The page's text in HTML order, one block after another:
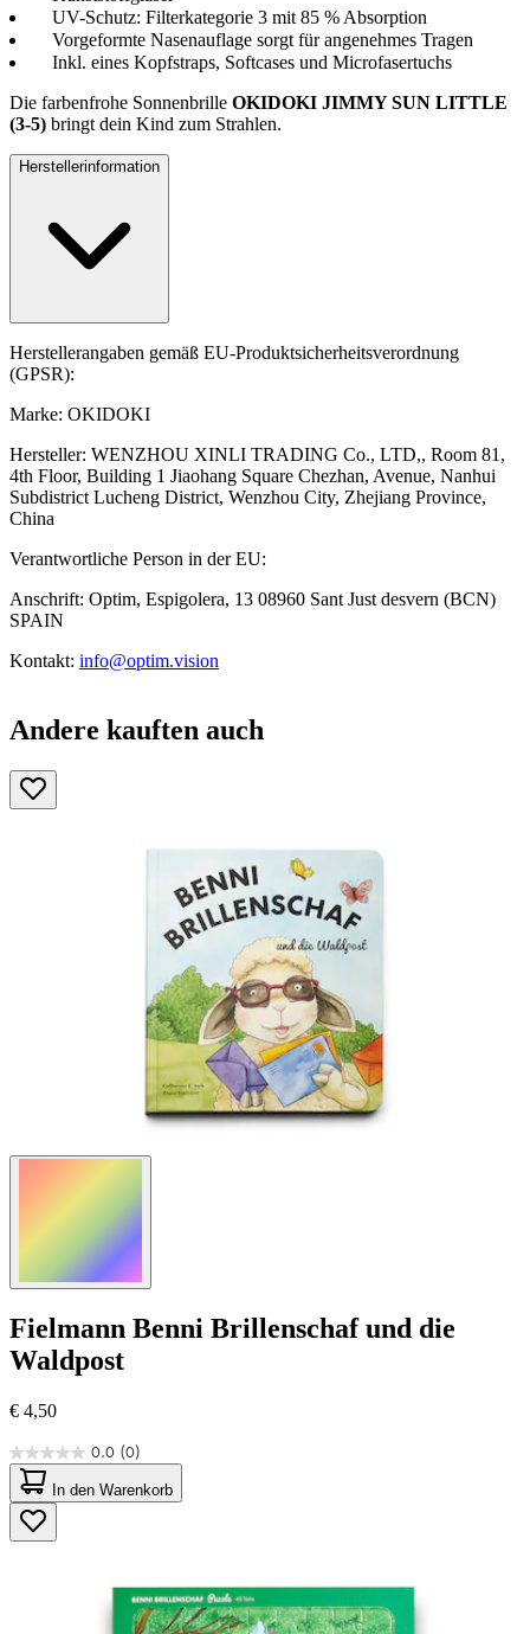
UV-Schutz: Filterkategorie 3 mit 85 % Absorption
Vorgeformte Nasenauflage sorgt für angenehmes Tragen
Inkl. eines Kopfstraps, Softcases und Microfasertuchs
Die farbenfrohe Sonnenbrille OKIDOKI JIMMY SUN LITTLE
(3-5) bringt dein Kind zum Strahlen.
Herstellerinformation
Herstellerangaben gemäß EU-Produktsicherheitsverordnung
(GPSR):
Marke: OKIDOKI
Hersteller: WENZHOU XINLI TRADING Co., LTD,, Room 81,
4th Floor, Building 1 Jiaohang Square Chezhan, Avenue, Nanhui
Subdistrict Lucheng District, Wenzhou City, Zhejiang Province,
China
Verantwortliche Person in der EU:
Anschrift: Optim, Espigolera, 13 08960 Sant Just desvern (BCN)
SPAIN
Kontakt: info@optim.vision
Andere kauften auch
Fielmann Benni Brillenschaf und die
Waldpost
€ 4,50
0.0 (0)
0.0
von
5
Sternen.
In den Warenkorb